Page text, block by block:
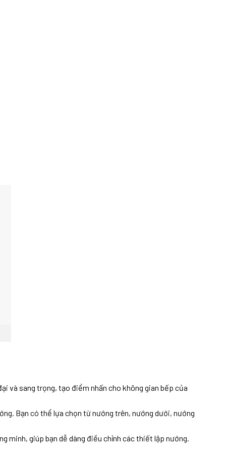
và sang trọng, tạo điểm nhấn cho không gian bếp của
Bạn có thể lựa chọn từ nướng trên, nướng dưới, nướng
minh, giúp bạn dễ dàng điều chỉnh các thiết lập nướng.